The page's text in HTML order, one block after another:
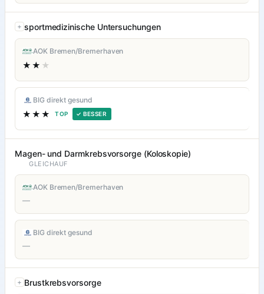
sportmedizinische Untersuchungen
AOK Bremen/Bremerhaven
★★ ★
BIG direkt gesund
★★★ TOP ✓ BESSER
Magen- und Darmkrebsvorsorge (Koloskopie)
GLEICHAUF
AOK Bremen/Bremerhaven
—
BIG direkt gesund
—
Brustkrebsvorsorge